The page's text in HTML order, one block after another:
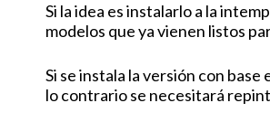
Si la idea es instalarlo a la
modelos que ya vienen listos
Si se instala la versión con
lo contrario se necesitará